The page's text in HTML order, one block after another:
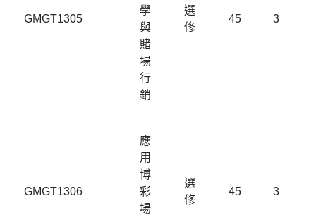
GMGT1305
學
與
賭
場
行
銷
選
修
45 3
GMGT1306
應
用
博
彩
場
選
修
45 3